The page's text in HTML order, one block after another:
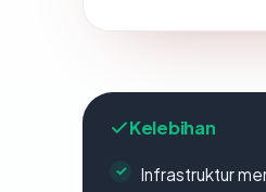
Kelebihan
Infrastruktur